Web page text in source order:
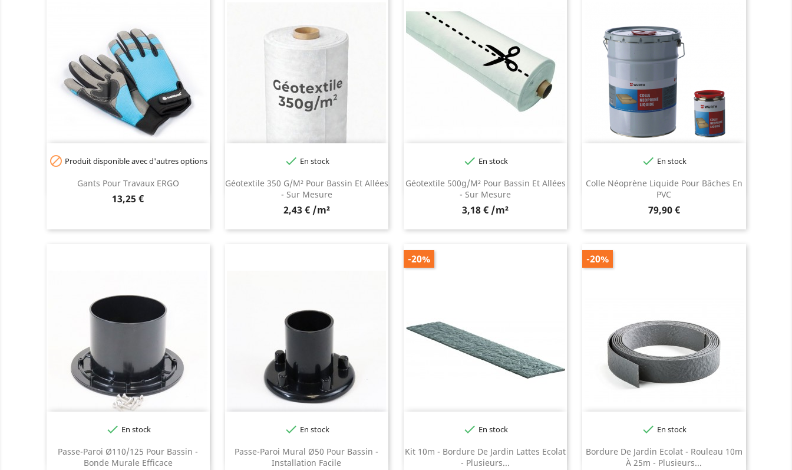
Gants Pour Travaux ERGO
Prix
13,25 €
 Produit disponible avec d'autres options
Géotextile 350 G/m² Pour Bassin Et Allées
- Sur Mesure
2,43 € /m²
 En stock
Géotextile 500g/m² Pour Bassin Et Allées
- Sur Mesure
3,18 € /m²
 En stock
Colle Néoprène Liquide Pour Bâches En
PVC
Prix
79,90 €
 En stock
Passe-Paroi Ø110/125 Pour Bassin -
Bonde Murale Efficace
 En stock
Passe-Paroi Mural Ø50 Pour Bassin -
Installation Facile
 En stock
Kit 10m - Bordure De Jardin Lattes Ecolat
- Plusieurs...
-20%
 En stock
Noir Gris
Bordure De Jardin Ecolat - Rouleau 10m
À 25m - Plusieurs...
-20%
 En stock
Noir Gris